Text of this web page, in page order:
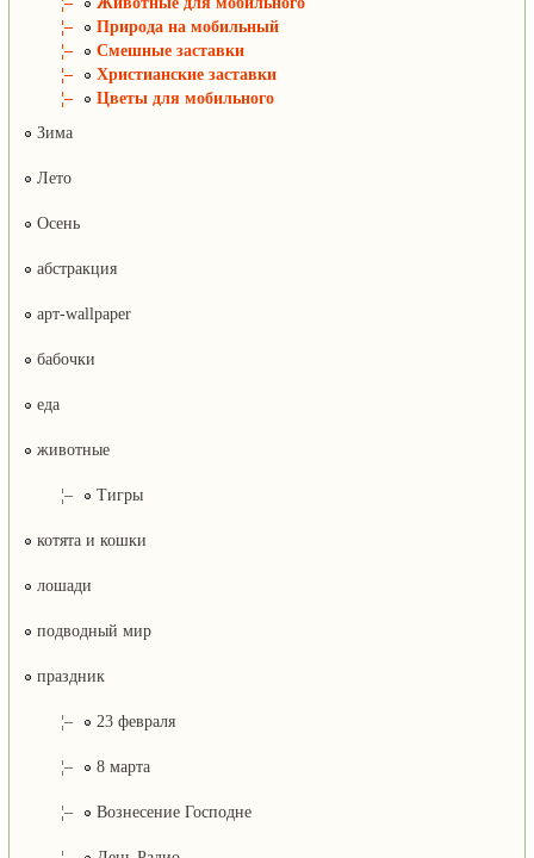
¦–
Природа на мобильный
¦–
Смешные заставки
¦–
Христианские заставки
¦–
Цветы для мобильного
Зима
Лето
Осень
абстракция
арт-wallpaper
бабочки
еда
животные
¦– Тигры
котята и кошки
лошади
подводный мир
праздник
¦– 23 февраля
¦– 8 марта
¦– Вознесение Господне